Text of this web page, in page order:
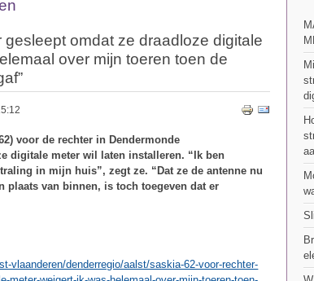
omdat ze draadloze digitale
over mijn toeren toen de
voor de rechter in Dendermonde
digitale meter wil laten installeren. “Ik ben
in mijn huis”, zegt ze. “Dat ze de antenne nu
van binnen, is toch toegeven dat er
vlaanderen/denderregio/aalst/saskia-62-voor-rechter-